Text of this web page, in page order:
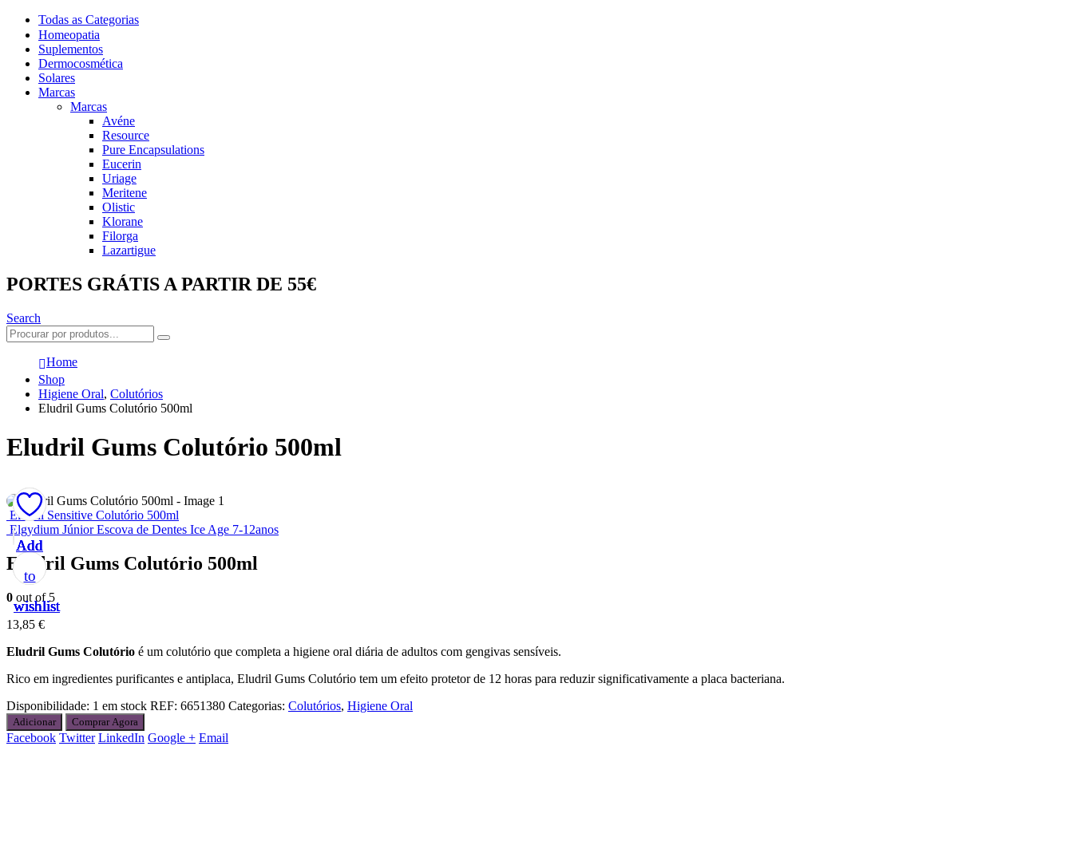
Todas as Categorias
Homeopatia
Suplementos
Dermocosmética
Solares
Marcas
Marcas
Avéne
Resource
Pure Encapsulations
Eucerin
Uriage
Meritene
Olistic
Klorane
Filorga
Lazartigue
PORTES GRÁTIS A PARTIR DE 55€
Search
Home
Shop
Higiene Oral, Colutórios
Eludril Gums Colutório 500ml
Eludril Gums Colutório 500ml
Eludril Sensitive Colutório 500ml
Elgydium Júnior Escova de Dentes Ice Age 7-12anos
Eludril Gums Colutório 500ml
0 out of 5
13,85 €
Eludril Gums Colutório é um colutório que completa a higiene oral diária de adultos com gengivas sensíveis.
Rico em ingredientes purificantes e antiplaca, Eludril Gums Colutório tem um efeito protetor de 12 horas para reduzir significativamente a placa bacteriana.
Disponibilidade: 1 em stock REF: 6651380 Categorias: Colutórios, Higiene Oral
Adicionar Comprar Agora
Facebook Twitter LinkedIn Google + Email
Add
to
wishlist
Add
to
wishlist
Add
to
wishlist
Add
to
wishlist
Add
to
wishlist